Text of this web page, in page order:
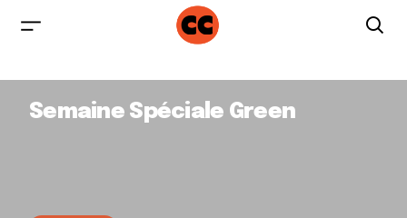
Semaine Spéciale Green